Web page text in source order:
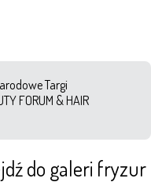
Targi
FORUM & HAIR